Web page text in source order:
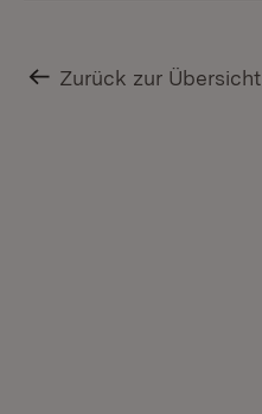
Zurück zur Übersicht